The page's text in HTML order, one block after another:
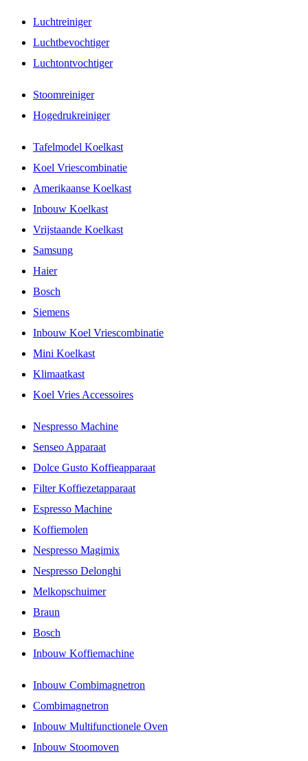
Luchtreiniger
Luchtbevochtiger
Luchtontvochtiger
Stoomreiniger
Hogedrukreiniger
Tafelmodel Koelkast
Koel Vriescombinatie
Amerikaanse Koelkast
Inbouw Koelkast
Vrijstaande Koelkast
Samsung
Haier
Bosch
Siemens
Inbouw Koel Vriescombinatie
Mini Koelkast
Klimaatkast
Koel Vries Accessoires
Nespresso Machine
Senseo Apparaat
Dolce Gusto Koffieapparaat
Filter Koffiezetapparaat
Espresso Machine
Koffiemolen
Nespresso Magimix
Nespresso Delonghi
Melkopschuimer
Braun
Bosch
Inbouw Koffiemachine
Inbouw Combimagnetron
Combimagnetron
Inbouw Multifunctionele Oven
Inbouw Stoomoven